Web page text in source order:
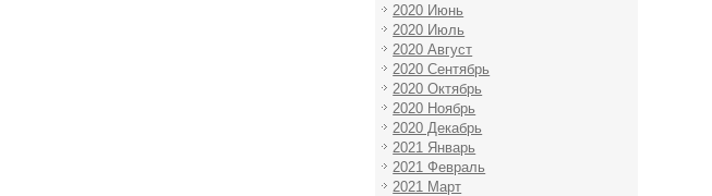
2020 Июнь
2020 Июль
2020 Август
2020 Сентябрь
2020 Октябрь
2020 Ноябрь
2020 Декабрь
2021 Январь
2021 Февраль
2021 Март